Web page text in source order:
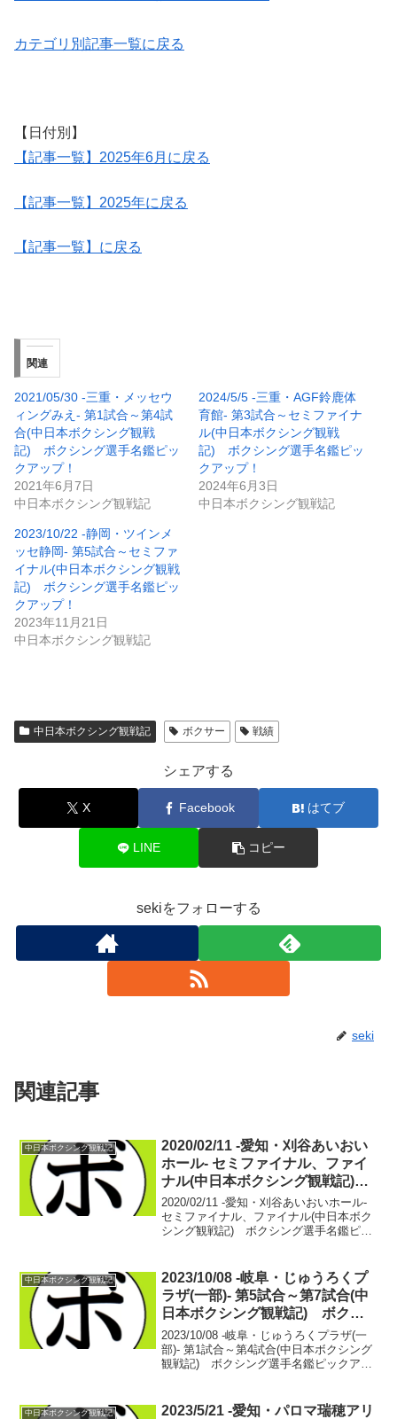
カテゴリ別記事一覧に戻る
【日付別】
【記事一覧】2025年6月に戻る
【記事一覧】2025年に戻る
【記事一覧】に戻る
関連
2021/05/30 -三重・メッセウ
ィングみえ- 第1試合～第4試
合(中日本ボクシング観戦
記) ボクシング選手名鑑ピッ
クアップ！
2021年6月7日
中日本ボクシング観戦記
2024/5/5 -三重・AGF鈴鹿体
育館- 第3試合～セミファイナ
ル(中日本ボクシング観戦
記) ボクシング選手名鑑ピッ
クアップ！
2024年6月3日
中日本ボクシング観戦記
2023/10/22 -静岡・ツインメ
ッセ静岡- 第5試合～セミファ
イナル(中日本ボクシング観戦
記) ボクシング選手名鑑ピッ
クアップ！
2023年11月21日
中日本ボクシング観戦記
中日本ボクシング観戦記 ボクサー 戦績
シェアする
X Facebook はてブ
LINE コピー
sekiをフォローする
seki
関連記事
中日本ボクシング観戦記
2020/02/11 -愛知・刈谷あいおい
ホール- セミファイナル、ファイ
ナル(中日本ボクシング観戦記)
ボクシング選手名鑑ピックアッ
プ！
2020/02/11 -愛知・刈谷あいおいホール-
セミファイナル、ファイナル(中日本ボク
シング観戦記) ボクシング選手名鑑ピッ
ッチインディー(タイ)英 洸貴 ...
中日本ボクシング観戦記
2023/10/08 -岐阜・じゅうろくプ
ラザ(一部)- 第5試合～第7試合(中
日本ボクシング観戦記) ボクシ
ング選手名鑑ピックアップ！
2023/10/08 -岐阜・じゅうろくプラザ(一
部)- 第1試合～第4試合(中日本ボクシング
観戦記) ボクシング選手名鑑ピックアッ
崎 大二朗(LUSH) ○ ...
中日本ボクシング観戦記
2023/5/21 -愛知・パロマ瑞穂アリ